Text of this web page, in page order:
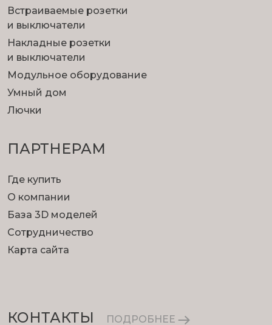
Встраиваемые розетки
и выключатели
Накладные розетки
и выключатели
Модульное оборудование
Умный дом
Лючки
ПАРТНЕРАМ
Где купить
О компании
База 3D моделей
Сотрудничество
Карта сайта
КОНТАКТЫ ПОДРОБНЕЕ